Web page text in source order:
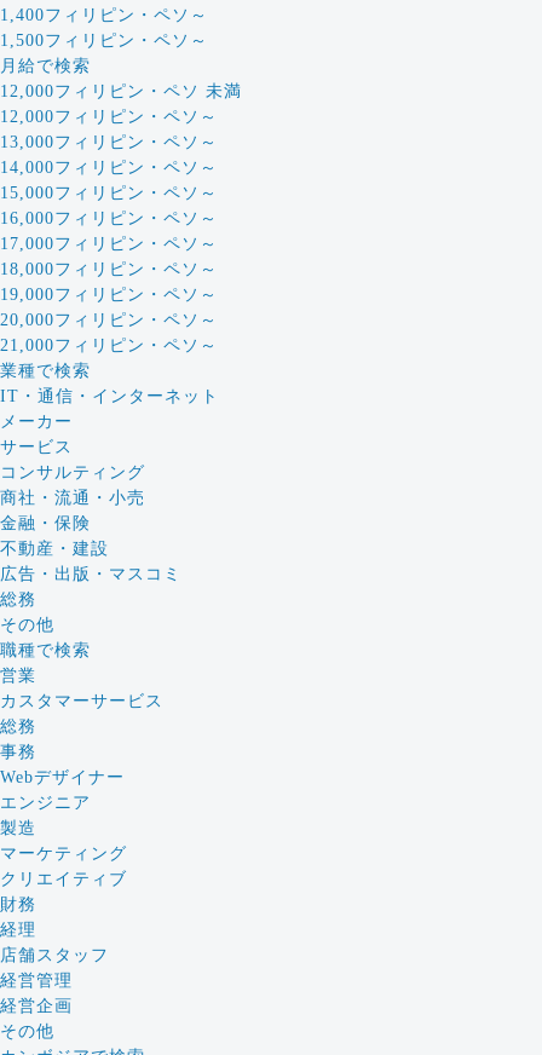
1,400フィリピン・ペソ～
1,500フィリピン・ペソ～
月給で検索
12,000フィリピン・ペソ 未満
12,000フィリピン・ペソ～
13,000フィリピン・ペソ～
14,000フィリピン・ペソ～
15,000フィリピン・ペソ～
16,000フィリピン・ペソ～
17,000フィリピン・ペソ～
18,000フィリピン・ペソ～
19,000フィリピン・ペソ～
20,000フィリピン・ペソ～
21,000フィリピン・ペソ～
業種で検索
IT・通信・インターネット
メーカー
サービス
コンサルティング
商社・流通・小売
金融・保険
不動産・建設
広告・出版・マスコミ
総務
その他
職種で検索
営業
カスタマーサービス
総務
事務
Webデザイナー
エンジニア
製造
マーケティング
クリエイティブ
財務
経理
店舗スタッフ
経営管理
経営企画
その他